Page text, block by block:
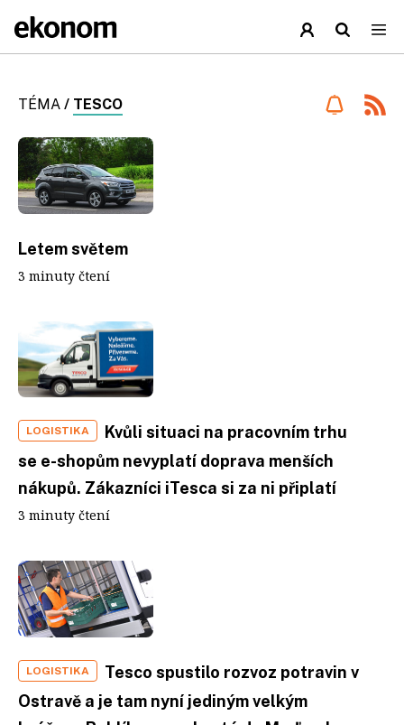
TÉMA / TESCO
Letem světem
3 minuty čtení
LOGISTIKA
Kvůli situaci na pracovním trhu
se e-shopům nevyplatí doprava menších
nákupů. Zákazníci iTesca si za ni připlatí
3 minuty čtení
LOGISTIKA
Tesco spustilo rozvoz potravin v
Ostravě a je tam nyní jediným velkým